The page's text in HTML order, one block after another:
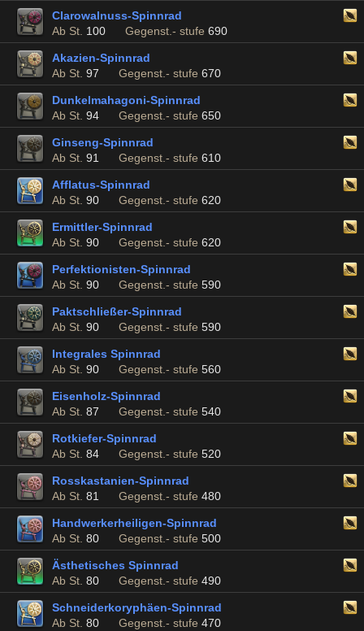
Clarowalnuss-Spinnrad
Ab St. 100 Gegenst.- stufe 690
Akazien-Spinnrad
Ab St. 97 Gegenst.- stufe 670
Dunkelmahagoni-Spinnrad
Ab St. 94 Gegenst.- stufe 650
Ginseng-Spinnrad
Ab St. 91 Gegenst.- stufe 610
Afflatus-Spinnrad
Ab St. 90 Gegenst.- stufe 620
Ermittler-Spinnrad
Ab St. 90 Gegenst.- stufe 620
Perfektionisten-Spinnrad
Ab St. 90 Gegenst.- stufe 590
Paktschließer-Spinnrad
Ab St. 90 Gegenst.- stufe 590
Integrales Spinnrad
Ab St. 90 Gegenst.- stufe 560
Eisenholz-Spinnrad
Ab St. 87 Gegenst.- stufe 540
Rotkiefer-Spinnrad
Ab St. 84 Gegenst.- stufe 520
Rosskastanien-Spinnrad
Ab St. 81 Gegenst.- stufe 480
Handwerkerheiligen-Spinnrad
Ab St. 80 Gegenst.- stufe 500
Ästhetisches Spinnrad
Ab St. 80 Gegenst.- stufe 490
Schneiderkoryphäen-Spinnrad
Ab St. 80 Gegenst.- stufe 470